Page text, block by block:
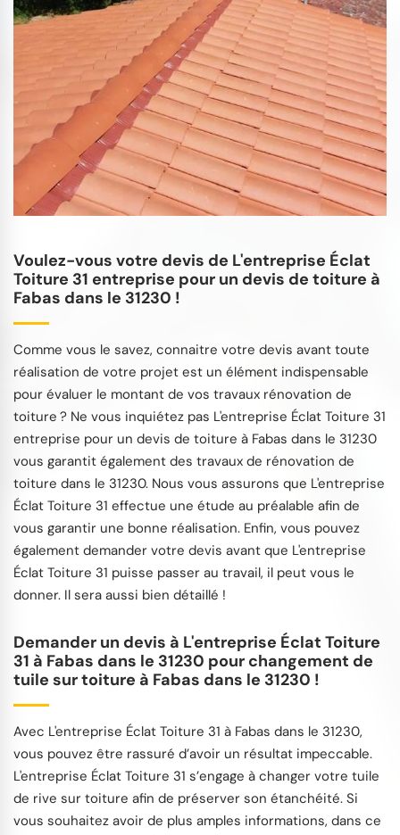
Voulez-vous votre devis de L'entreprise Éclat
Toiture 31 entreprise pour un devis de toiture à
Fabas dans le 31230 !
Comme vous le savez, connaitre votre devis avant toute
réalisation de votre projet est un élément indispensable
pour évaluer le montant de vos travaux rénovation de
toiture ? Ne vous inquiétez pas L'entreprise Éclat Toiture 31
entreprise pour un devis de toiture à Fabas dans le 31230
vous garantit également des travaux de rénovation de
toiture dans le 31230. Nous vous assurons que L'entreprise
Éclat Toiture 31 effectue une étude au préalable afin de
vous garantir une bonne réalisation. Enfin, vous pouvez
également demander votre devis avant que L'entreprise
Éclat Toiture 31 puisse passer au travail, il peut vous le
donner. Il sera aussi bien détaillé !
Demander un devis à L'entreprise Éclat Toiture
31 à Fabas dans le 31230 pour changement de
tuile sur toiture à Fabas dans le 31230 !
Avec L'entreprise Éclat Toiture 31 à Fabas dans le 31230,
vous pouvez être rassuré d’avoir un résultat impeccable.
L'entreprise Éclat Toiture 31 s’engage à changer votre tuile
de rive sur toiture afin de préserver son étanchéité. Si
vous souhaitez avoir de plus amples informations, dans ce